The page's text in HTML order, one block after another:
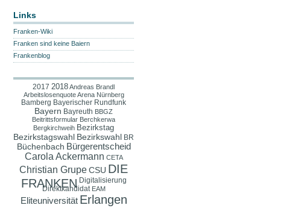
Links
Franken-Wiki
Franken sind keine Baiern
Frankenblog
2017 2018Andreas Brandl
Arbeitslosenquote Arena Nürnberg
Bamberg Bayerischer Rundfunk
Bayern Bayreuth BBGZ
Beitrittsformular Berchkerwa
Bergkirchweih Bezirkstag
Bezirkstagswahl Bezirkswahl BR
Büchenbach Bürgerentscheid
Carola Ackermann CETA
Christian Grupe CSU DIE
FRANKEN Digitalisierung
Direktkandidat EAM
Eliteuniversität Erlangen